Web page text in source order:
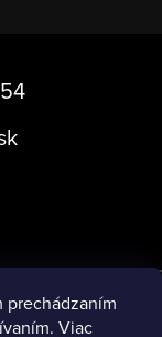
prechádzaním
Viac